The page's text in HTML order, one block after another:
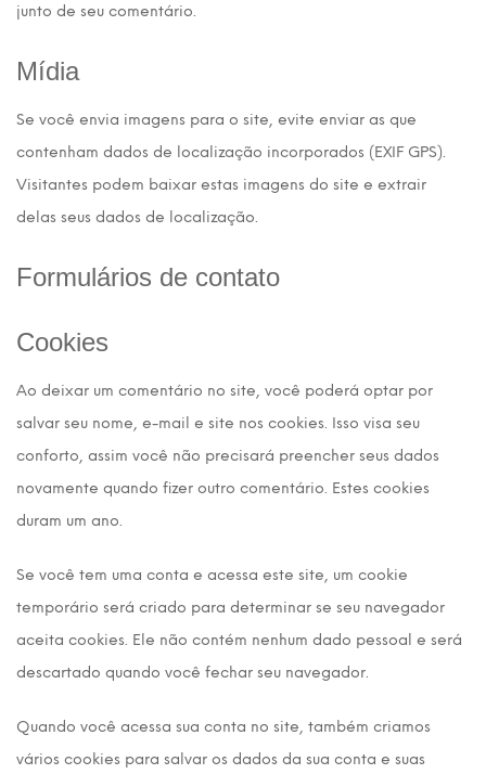
junto de seu comentário.
Mídia
Se você envia imagens para o site, evite enviar as que
contenham dados de localização incorporados (EXIF GPS).
Visitantes podem baixar estas imagens do site e extrair
delas seus dados de localização.
Formulários de contato
Cookies
Ao deixar um comentário no site, você poderá optar por
salvar seu nome, e-mail e site nos cookies. Isso visa seu
conforto, assim você não precisará preencher seus dados
novamente quando fizer outro comentário. Estes cookies
duram um ano.
Se você tem uma conta e acessa este site, um cookie
temporário será criado para determinar se seu navegador
aceita cookies. Ele não contém nenhum dado pessoal e será
descartado quando você fechar seu navegador.
Quando você acessa sua conta no site, também criamos
vários cookies para salvar os dados da sua conta e suas